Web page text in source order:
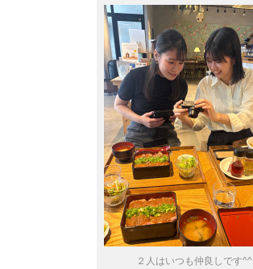
２人はいつも仲良しです^^